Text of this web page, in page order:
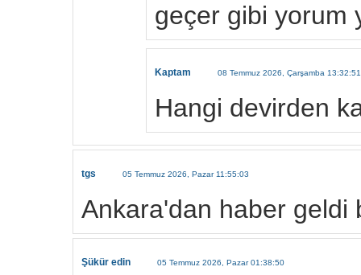
geçer gibi yorum
Kaptam 08 Temmuz 2026, Çarşamba 13:32:51
Hangi devirden
tgs 05 Temmuz 2026, Pazar 11:55:03
Ankara'dan haber geldi
Şükür edin 05 Temmuz 2026, Pazar 01:38:50